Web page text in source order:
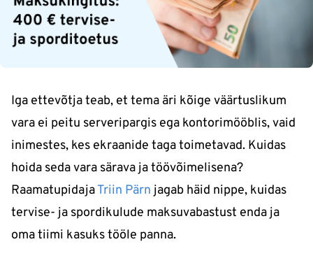
Iga ettevõtja teab, et tema äri kõige väärtuslikum
vara ei peitu serveripargis ega kontorimööblis, vaid
inimestes, kes ekraanide taga toimetavad. Kuidas
hoida seda vara särava ja töövõimelisena?
RaamatupidajaTriin Pärn jagab häid nippe, kuidas
tervise- ja spordikulude maksuvabastust enda ja
oma tiimi kasuks tööle panna.